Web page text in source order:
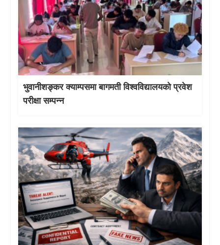
भुवानीशङ्कर क्याम्पसमा बागमती विश्वविद्यालयको प्रवेश
परीक्षा सम्पन्न